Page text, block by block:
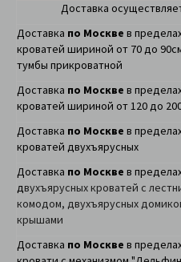
Доставка
Доставка по Москве в
кроватей шириной от 70 до
тумбы прикроватной
Доставка по Москве в
кроватей шириной от 120 до
Доставка по Москве в
кроватей двухъярусных
Доставка по Москве в
двухъярусных кроватей с
комодом, двухъярусных
крышами
Доставка по Москве в